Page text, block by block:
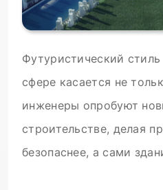
Футуристический
сфере касается не
инженеры опробуют
строительстве, делая
безопаснее, а сами